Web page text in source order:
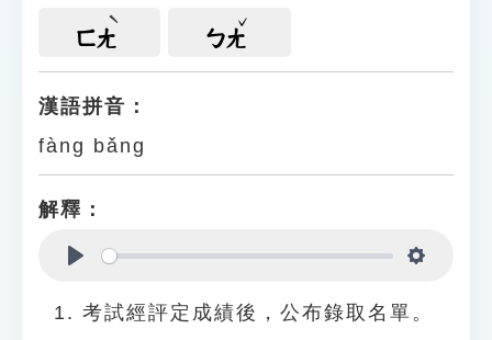
遊戲專區
貓頭鷹博士
ㄈㄤ ㄅㄤ
漢語拼音：
fàng bǎng
解釋：
考試經評定成績後，公布錄取名單。